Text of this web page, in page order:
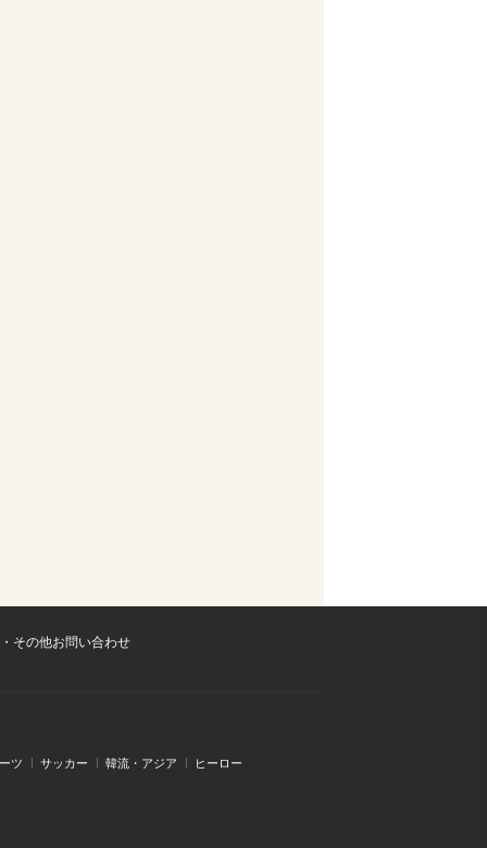
その他お問い合わせ
ツ サッカー 韓流・アジア ヒーロー